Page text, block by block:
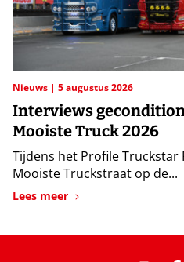
Nieuws 5 augustus 2026
Interviews
Mooiste Truck 2026
Tijdens het Profile Truckstar
Mooiste Truckstraat op de...
Lees meer